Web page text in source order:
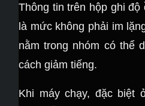
Thông tin trên hộp ghi
là mức không phải im
nằm trong nhóm có thể
cách giảm tiếng.
Khi máy chạy, đặc biệt